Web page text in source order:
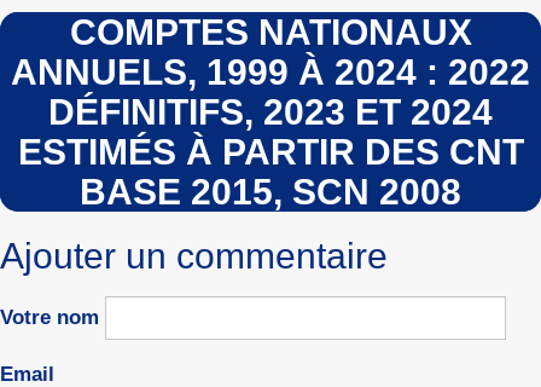
COMPTES NATIONAUX
ANNUELS, 1999 À 2024 : 2022
DÉFINITIFS, 2023 ET 2024
ESTIMÉS À PARTIR DES CNT
BASE 2015, SCN 2008
Ajouter un commentaire
Votre nom
Email